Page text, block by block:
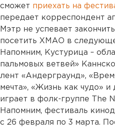
сможет приехать на
передает корреспондент
Мэтр не успевает
посетить ХМАО в
Напомним, Кустурица –
пальмовых ветвей»
лент «Андерграунд»,
мечта», «Жизнь как чудо» и
играет в фолк-группе The
Напомним, фестиваль
с 26 февраля по 3 марта.